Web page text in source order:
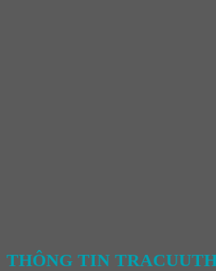
THÔNG TIN